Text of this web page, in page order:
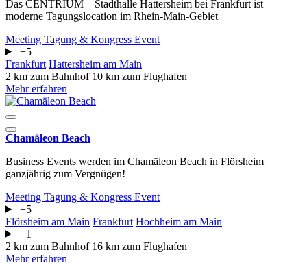
Das CENTRIUM – Stadthalle Hattersheim bei Frankfurt ist
moderne Tagungslocation im Rhein-Main-Gebiet
Meeting Tagung & Kongress Event
+5
Frankfurt Hattersheim am Main
2 km zum Bahnhof 10 km zum Flughafen
Mehr erfahren
Chamäleon Beach
Business Events werden im Chamäleon Beach in Flörsheim
ganzjährig zum Vergnügen!
Meeting Tagung & Kongress Event
+5
Flörsheim am Main Frankfurt Hochheim am Main
+1
2 km zum Bahnhof 16 km zum Flughafen
Mehr erfahren